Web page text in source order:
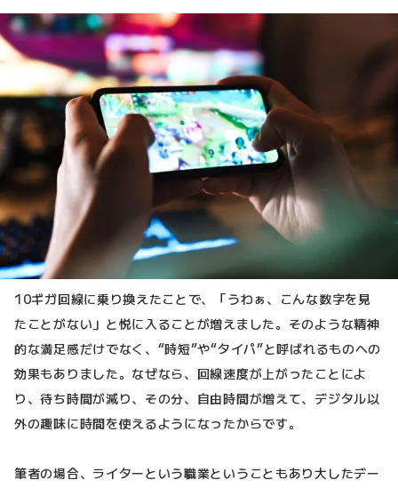
10ギガ回線に乗り換えたことで、「うわぁ、こんな数字を見
たことがない」と悦に入ることが増えました。そのような精神
的な満足感だけでなく、“時短”や“タイパ”と呼ばれるものへの
効果もありました。なぜなら、回線速度が上がったことによ
り、待ち時間が減り、その分、自由時間が増えて、デジタル以
外の趣味に時間を使えるようになったからです。
筆者の場合、ライターという職業ということもあり大したデー